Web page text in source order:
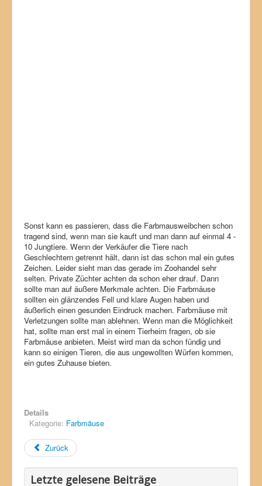
Sonst kann es passieren, dass die Farbmausweibchen schon
tragend sind, wenn man sie kauft und man dann auf einmal 4 -
10 Jungtiere. Wenn der Verkäufer die Tiere nach
Geschlechtern getrennt hält, dann ist das schon mal ein gutes
Zeichen. Leider sieht man das gerade im Zoohandel sehr
selten. Private Züchter achten da schon eher drauf. Dann
sollte man auf äußere Merkmale achten. Die Farbmäuse
sollten ein glänzendes Fell und klare Augen haben und
äußerlich einen gesunden Eindruck machen. Farbmäuse mit
Verletzungen sollte man ablehnen. Wenn man die Möglichkeit
hat, sollte man erst mal in einem Tierheim fragen, ob sie
Farbmäuse anbieten. Meist wird man da schon fündig und
kann so einigen Tieren, die aus ungewollten Würfen kommen,
ein gutes Zuhause bieten.
Details
Kategorie: Farbmäuse
Zurück
Letzte gelesene Beiträge